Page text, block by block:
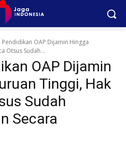
Pendidikan OAP Dijamin Hingga
Otsus Sudah...
OAP Dijamin
Tinggi, Hak
Sudah
Secara